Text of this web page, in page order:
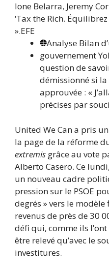
Ione Belarra, Jeremy
‘Tax the Rich.
».EFE
Analyse Bilan
gouvernement
question de
démissionné si la
approuvée : «
précises par
United We Can a pris
la page de la réforme
extremis grâce au vote
Alberto Casero. Ce
un nouveau cadre
pression sur le PSOE
degrés » vers le
revenus de près de 30
défi qui, comme ils
être relevé qu’avec le
investitures.